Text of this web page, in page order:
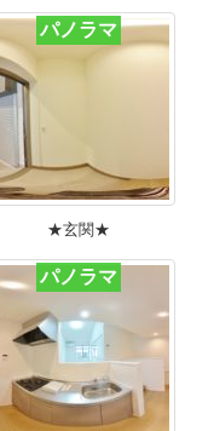
パノラマ
★玄関★
パノラマ